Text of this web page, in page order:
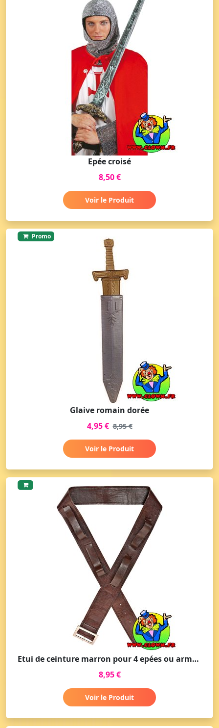
Epée croisé
8,50 €
Voir le Produit
Promo
Glaive romain dorée
4,95 € 8,95 €
Voir le Produit
Etui de ceinture marron pour 4 epées ou armes aspect cuir
8,95 €
Voir le Produit